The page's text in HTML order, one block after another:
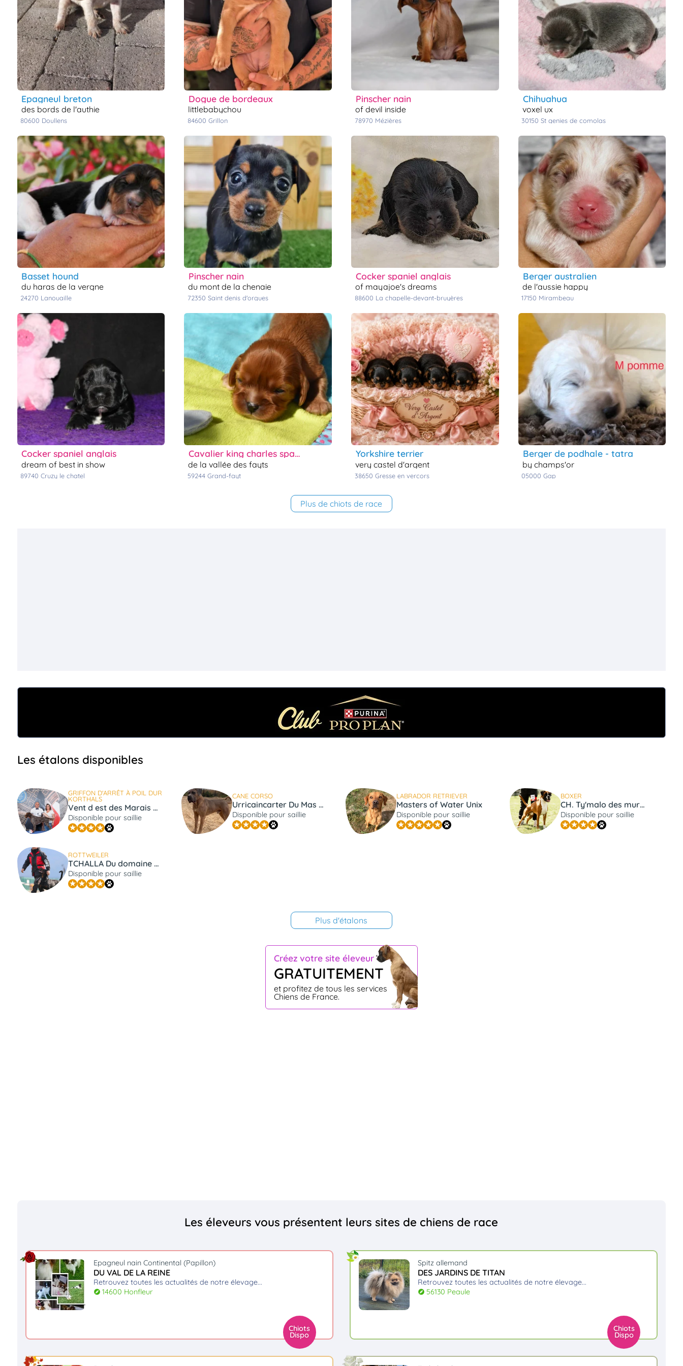
epagneul breton
des bords de l'authie
80600 doullens
dogue de bordeaux
littlebabychou
84600 grillon
pinscher nain
of devil inside
78970 mézières
chihuahua
voxel ux
30150 st genies de comolas
basset hound
du haras de la vergne
24270 lanouaille
pinscher nain
du mont de la chenaie
72350 saint denis d'orques
cocker spaniel anglais
of mayajoe's dreams
88600 la chapelle-devant-bruyères
berger australien
de l'aussie happy
17150 mirambeau
cocker spaniel anglais
dream of best in show
89740 cruzy le chatel
cavalier king charles spaniel
de la vallée des fayts
59244 grand-fayt
yorkshire terrier
very castel d'argent
38650 gresse en vercors
berger de podhale - tatra
by champs'or
05000 gap
Plus de chiots de race
Les étalons disponibles
GRIFFON D'ARRÊT À POIL DUR
KORTHALS
Vent d est des Marais de Suire
Disponible pour saillie
CANE CORSO
Urricaincarter Du Mas Des Origines
Disponible pour saillie
LABRADOR RETRIEVER
Masters of Water Unix
Disponible pour saillie
BOXER
CH. Ty'malo des murmures de l'océan
Disponible pour saillie
ROTTWEILER
TCHALLA Du domaine saint martin
Disponible pour saillie
Plus d'étalons
Créez votre site éleveur
GRATUITEMENT
et profitez de tous les services
Chiens de France.
Les éleveurs vous présentent leurs sites de chiens de race
Epagneul nain Continental (Papillon)
DU VAL DE LA REINE
retrouvez toutes les actualités de notre élevage.
explore 14600 Honfleur
Chiots
Dispo
Spitz allemand
DES JARDINS DE TITAN
retrouvez toutes les actualités de notre élevage.
explore 56130 Peaule
Chiots
Dispo